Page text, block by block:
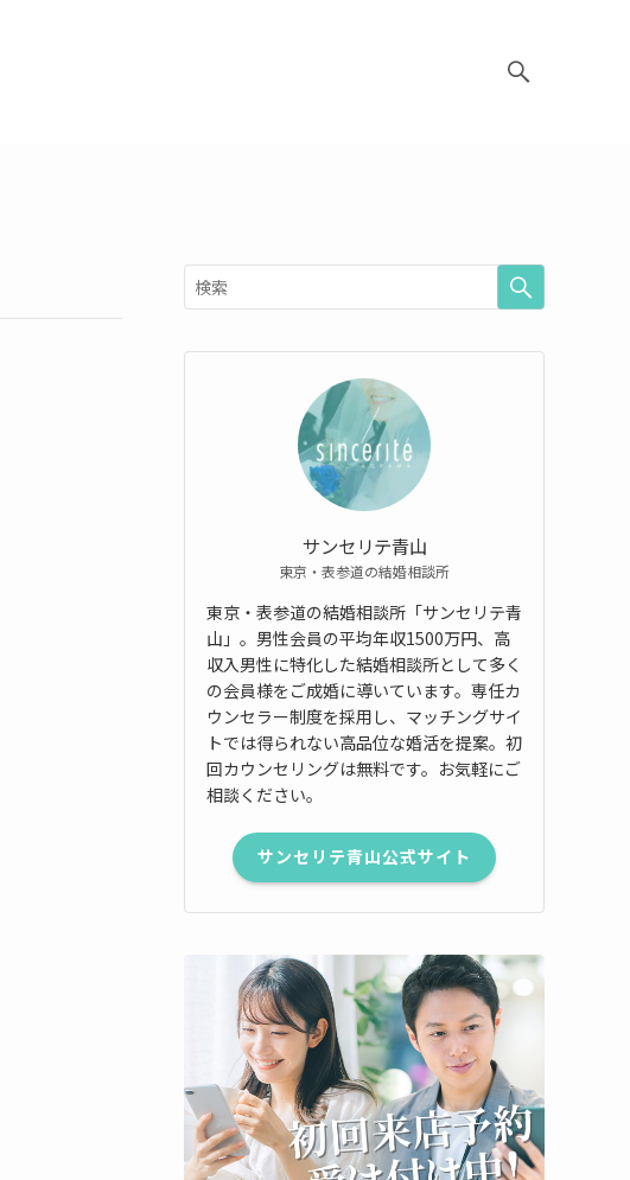
サンセリテ青山
東京・表参道の結婚相談所
東京・表参道の結婚相談所「サンセリテ青
山」。男性会員の平均年収1500万円、高
収入男性に特化した結婚相談所として多く
の会員様をご成婚に導いています。専任カ
ウンセラー制度を採用し、マッチングサイ
トでは得られない高品位な婚活を提案。初
回カウンセリングは無料です。お気軽にご
相談ください。
サンセリテ青山公式サイト